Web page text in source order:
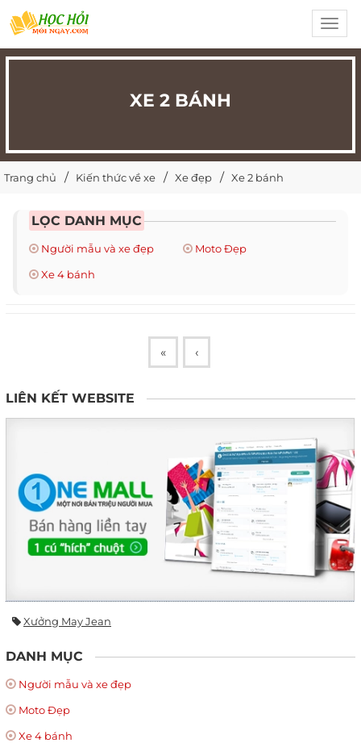
XE 2 BÁNH
Trang chủ Kiến thức về xe Xe đẹp Xe 2 bánh
LỌC DANH MỤC
Người mẫu và xe đẹp
Moto Đẹp
Xe 4 bánh
« ‹
LIÊN KẾT WEBSITE
Xưởng May Jean
DANH MỤC
Người mẫu và xe đẹp
Moto Đẹp
Xe 4 bánh